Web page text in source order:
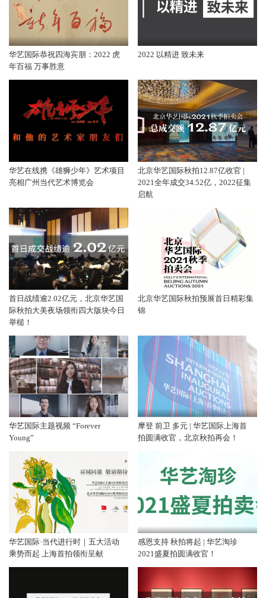
华艺国际恭祝四海宾朋：2022 虎
年百福 万事胜意
2022 以精进 致未来
华艺在线携《雄狮少年》艺术项目
亮相广州当代艺术博览会
北京华艺国际秋拍12.87亿收官 |
2021全年成交34.52亿，2022征集
启航
首日战绩逾2.02亿元，北京华艺国
际秋拍大美夜场领衔四大版块今日
举槌！
北京华艺国际秋拍预展首日精彩集
锦
华艺国际主题视频 “Forever
Young”
摩登 前卫 多元 | 华艺国际上海首
拍圆满收官，北京秋拍再会！
华艺国际·当代进行时｜五大活动
乘势而起 上海首拍领衔呈献
感恩支持 秋拍将起 | 华艺淘珍
2021盛夏拍圆满收官！